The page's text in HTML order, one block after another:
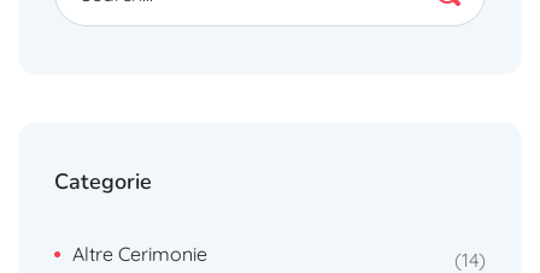
Categorie
Altre Cerimonie 14